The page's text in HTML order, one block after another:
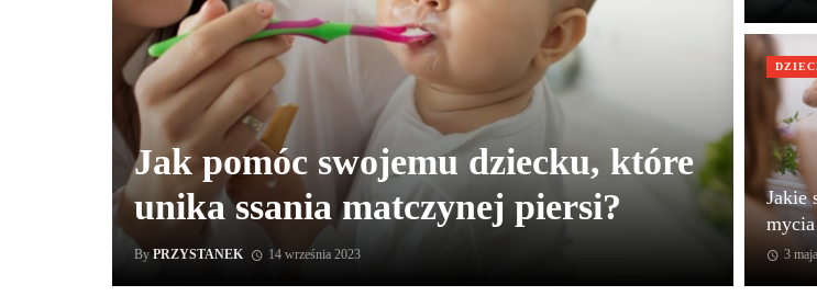
Jak pomóc swojemu dziecku, które
unika ssania matczynej piersi?
By PRZYSTANEK 14 września 2023
Jakie
3